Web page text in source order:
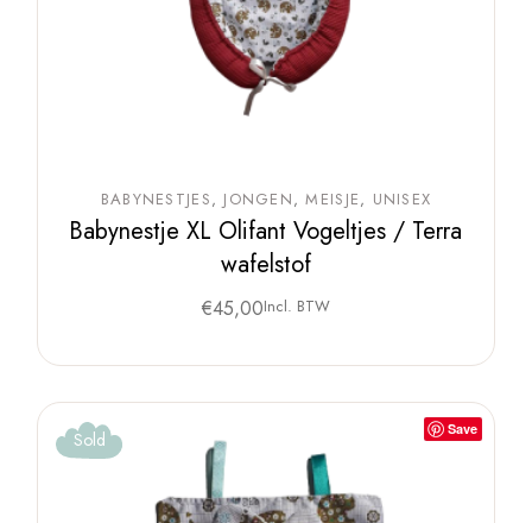
BABYNESTJES JONGEN MEISJE UNISEX
Babynestje XL Olifant Vogeltjes / Terra
wafelstof
€45,00Incl. BTW
Save
Sold